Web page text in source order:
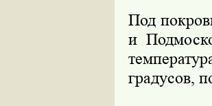
Под
и
градусов,